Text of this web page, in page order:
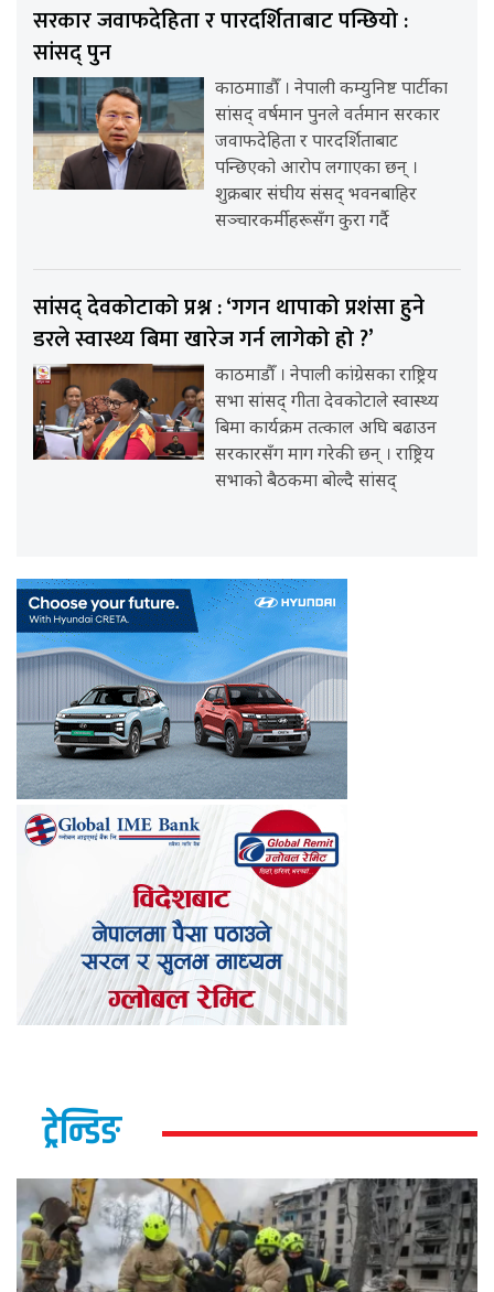
सरकार जवाफदेहिता र पारदर्शिताबाट पन्छियो :
सांसद् पुन
काठमााडौँ । नेपाली कम्युनिष्ट पार्टीका
सांसद् वर्षमान पुनले वर्तमान सरकार
जवाफदेहिता र पारदर्शिताबाट
पन्छिएको आरोप लगाएका छन् ।
शुक्रबार संघीय संसद् भवनबाहिर
सञ्चारकर्मीहरूसँग कुरा गर्दै
सांसद् देवकोटाको प्रश्न : ‘गगन थापाको प्रशंसा हुने
डरले स्वास्थ्य बिमा खारेज गर्न लागेको हो ?’
काठमाडौँ । नेपाली कांग्रेसका राष्ट्रिय
सभा सांसद् गीता देवकोटाले स्वास्थ्य
बिमा कार्यक्रम तत्काल अघि बढाउन
सरकारसँग माग गरेकी छन् । राष्ट्रिय
सभाको बैठकमा बोल्दै सांसद्
ट्रेन्डिङ